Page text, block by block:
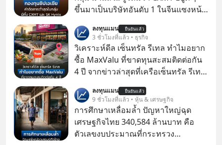
ขึ้นมาเป็นบริษัทอันดับ 1 ในจีนแซงหน้า
บริษัทอันดับ 1 ในไต้หวันมานานแล้ว
ลงทุนแมน ยืนยันแล้ว
3 ชั่วโมงที่แล้ว • ธุรกิจ
วิเคราะห์ดีล เซ็นทรัล รีเทล ทำไมอยาก
ซื้อ MaxValu ที่ขาดทุนสะสมติดต่อกัน
4 ปี จากข่าวล่าสุดที่เครือเซ็นทรัล รีเทล
เปอร์มาร์เก็ต MaxValu ในประเทศไทย
ที่มีอยู่ทั้งหมด 30 สาขา และจะเปลี่ยน
MaxValu เป็นแบรนด์ Tops ทั้งหมด
ลงทุนแมน ยืนยันแล้ว
9 ชั่วโมงที่แล้ว • หุ้น & เศรษฐกิจ
การศึกษาเหลื่อมล้ำ ปัญหาใหญ่ฉุด
เศรษฐกิจไทย 340,584 ล้านบาท คือ
ตัวเลขงบประมาณที่กระทรวง